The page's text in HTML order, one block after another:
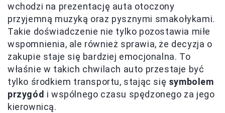
wchodzi na prezentację auta otoczony
przyjemną muzyką oraz pysznymi smakołykami.
Takie doświadczenie nie tylko pozostawia miłe
wspomnienia, ale również sprawia, że decyzja o
zakupie staje się bardziej emocjonalna. To
właśnie w takich chwilach auto przestaje być
tylko środkiem transportu, stając się symbolem
przygód i wspólnego czasu spędzonego za jego
kierownicą.